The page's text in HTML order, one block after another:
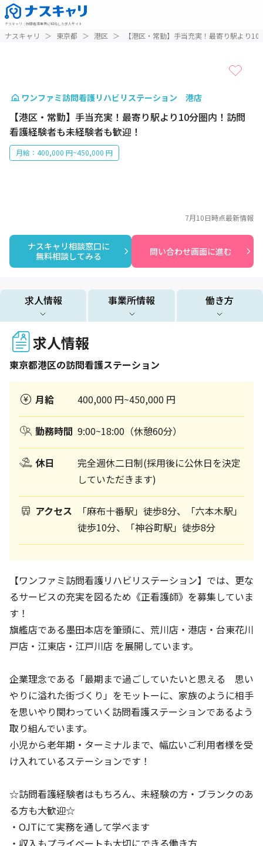
ナスキャリ ： 訪問看護業界に特化した求人サイト
ナスキャリ ＞ 東京都 ＞ 港区 ＞ 【港区・常勤】手当充実！最寄り駅より
ワンファミ訪問看護リハビリステーション 港店
【港区・常勤】手当充実！最寄り駅より10分圏内！訪問
看護経験者も未経験者も歓迎！
月給：400,000 円~450,000 円
ナスキャリ相談窓口に
無料相談してみる
問い合わせ画面に進む
7月10日時点最新情報
求人情報 事業所情報 働き方
求人情報
東京都港区の訪問看護ステーション
月給 400,000 円~450,000 円
勤務時間 9:00~18:00（休憩60分）
休日
完全週休二日制(採用後に公休日を決定
していただきます)
アクセス
「麻布十番駅」徒歩8分、「六本木駅」
徒歩10分、「神谷町駅」徒歩8分
【ワンファミ訪問看護リハビリステーション】では、更な
るサービスの充実を図るため《正看護師》を募集していま
す！
旗艦店である墨田本店を筆頭に、荒川店・港店・台東花川
戸店・江東店・江戸川店 を展開しています。
企業理念である「最期まで過ごしていたいと思える 思い
やりに溢れた街づくり」をモットーに、家族のように相手
を思いやり関わっていく訪問看護ステーションであるよう
取り組んでいます。
小児から老年期・ターミナルまで、幅広いご利用者様を受
け入れているステーションです！
☆訪問看護経験者はもちろん、未経験の方・ブランクのあ
る方も大歓迎☆
・OJTにて実務を通して学べます
・収入もプライベートも大切にできる働き方